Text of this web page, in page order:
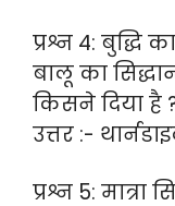
प्रश्न 4: बुद्धि
बालू का
किसने दिया है
उत्तर :-
प्रश्न 5: मात्रा